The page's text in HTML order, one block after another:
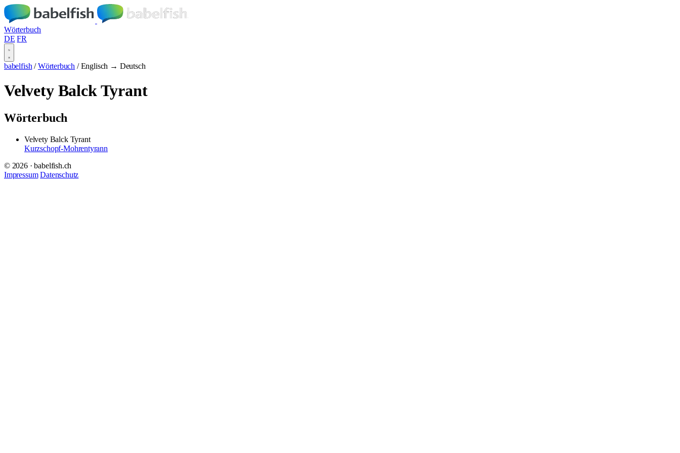
Wörterbuch
DE FR
babelfish / Wörterbuch / Englisch → Deutsch
Velvety Balck Tyrant
Wörterbuch
Velvety Balck Tyrant
Kurzschopf-Mohrentyrann
© 2026 · babelfish.ch
Impressum Datenschutz